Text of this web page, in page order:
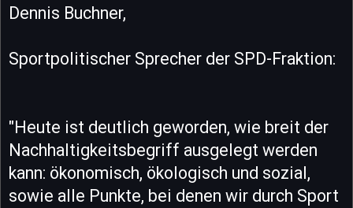
Dennis Buchner,
Sportpolitischer Sprecher der SPD-Fraktion:
"Heute ist deutlich geworden, wie breit der
Nachhaltigkeitsbegriff ausgelegt werden
kann: ökonomisch, ökologisch und sozial,
sowie alle Punkte, bei denen wir durch Sport